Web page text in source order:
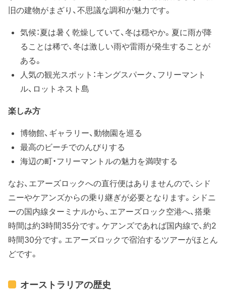
旧の建物がまざり、不思議な調和が魅力です。
気候：夏は暑く乾燥していて、冬は穏やか。夏に雨が降
ることは稀で、冬は激しい雨や雷雨が発生することが
ある。
人気の観光スポット：キングスパーク、フリーマント
ル、ロットネスト島
楽しみ方
博物館、ギャラリー、動物園を巡る
最高のビーチでのんびりする
海辺の町・フリーマントルの魅力を満喫する
なお、エアーズロックへの直行便はありませんので、シド
ニーやケアンズからの乗り継ぎが必要となります。シドニ
ーの国内線ターミナルから、エアーズロック空港へ、搭乗
時間は約3時間35分です。ケアンズであれば国内線で、約2
時間30分です。エアーズロックで宿泊するツアーがほとん
どです。
オーストラリアの歴史